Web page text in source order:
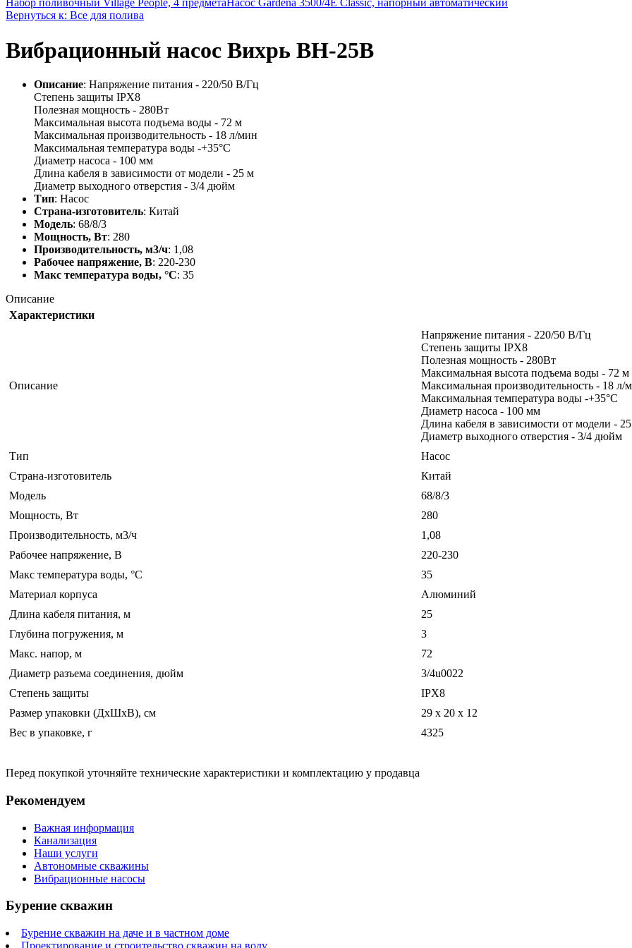
Набор поливочный Village People, 4 предметаНасос Gardena 3500/4E Classic, напорный автоматический
Вернуться к: Все для полива
Вибрационный насос Вихрь ВН-25В
Описание: Напряжение питания - 220/50 В/Гц
Степень защиты IPX8
Полезная мощность - 280Вт
Максимальная высота подъема воды - 72 м
Максимальная производительность - 18 л/мин
Максимальная температура воды -+35°С
Диаметр насоса - 100 мм
Длина кабеля в зависимости от модели - 25 м
Диаметр выходного отверстия - 3/4 дюйм
Тип: Насос
Страна-изготовитель: Китай
Модель: 68/8/3
Мощность, Вт: 280
Производительность, м3/ч: 1,08
Рабочее напряжение, В: 220-230
Макс температура воды, °С: 35
Описание
Характеристики
Описание
Напряжение питания - 220/50 В/Гц
Степень защиты IPX8
Полезная мощность - 280Вт
Максимальная высота подъема воды - 72 м
Максимальная производительность - 18 л/
Максимальная температура воды -+35°С
Диаметр насоса - 100 мм
Длина кабеля в зависимости от модели -
Диаметр выходного отверстия - 3/4 дюйм
Тип
Насос
Страна-изготовитель
Китай
Модель
68/8/3
Мощность, Вт
280
Производительность, м3/ч
1,08
Рабочее напряжение, В
220-230
Макс температура воды, °С
35
Материал корпуса
Алюминий
Длина кабеля питания, м
25
Глубина погружения, м
3
Макс. напор, м
72
Диаметр разъема соединения, дюйм
3/4u0022
Степень защиты
IPX8
Размер упаковки (ДхШхВ), см
29 x 20 x 12
Вес в упаковке, г
4325
Перед покупкой уточняйте технические характеристики и комплектацию у продавца
Рекомендуем
Важная информация
Канализация
Наши услуги
Автономные скважины
Вибрационные насосы
Бурение скважин
Бурение скважин на даче и в частном доме
Проектирование и строительство скважин на воду